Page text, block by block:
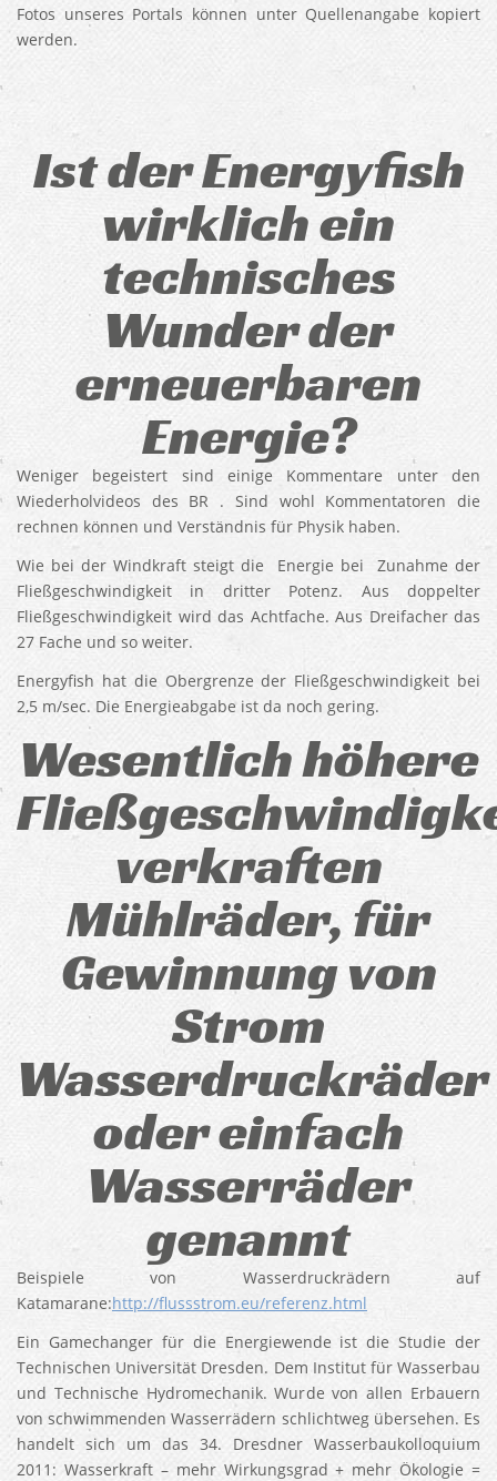
Fotos unseres Portals können unter Quellenangabe kopiert
werden.
Ist der Energyfish
wirklich ein
technisches
Wunder der
erneuerbaren
Energie?
Weniger begeistert sind einige Kommentare unter den
Wiederholvideos des BR . Sind wohl Kommentatoren die
rechnen können und Verständnis für Physik haben.
Wie bei der Windkraft steigt die Energie bei Zunahme der
Fließgeschwindigkeit in dritter Potenz. Aus doppelter
Fließgeschwindigkeit wird das Achtfache. Aus Dreifacher das
27 Fache und so weiter.
Energyfish hat die Obergrenze der Fließgeschwindigkeit bei
2,5 m/sec. Die Energieabgabe ist da noch gering.
Wesentlich höhere
verkraften
Mühlräder, für
Gewinnung von
Strom
Wasserdruckräder
oder einfach
Wasserräder
genannt
Beispiele von Wasserdruckrädern auf
Katamarane:http://flussstrom.eu/referenz.html
Ein Gamechanger für die Energiewende ist die Studie der
Technischen Universität Dresden. Dem Institut für Wasserbau
und Technische Hydromechanik. Wurde von allen Erbauern
von schwimmenden Wasserrädern schlichtweg übersehen. Es
handelt sich um das 34. Dresdner Wasserbaukolloquium
2011: Wasserkraft – mehr Wirkungsgrad + mehr Ökologie =